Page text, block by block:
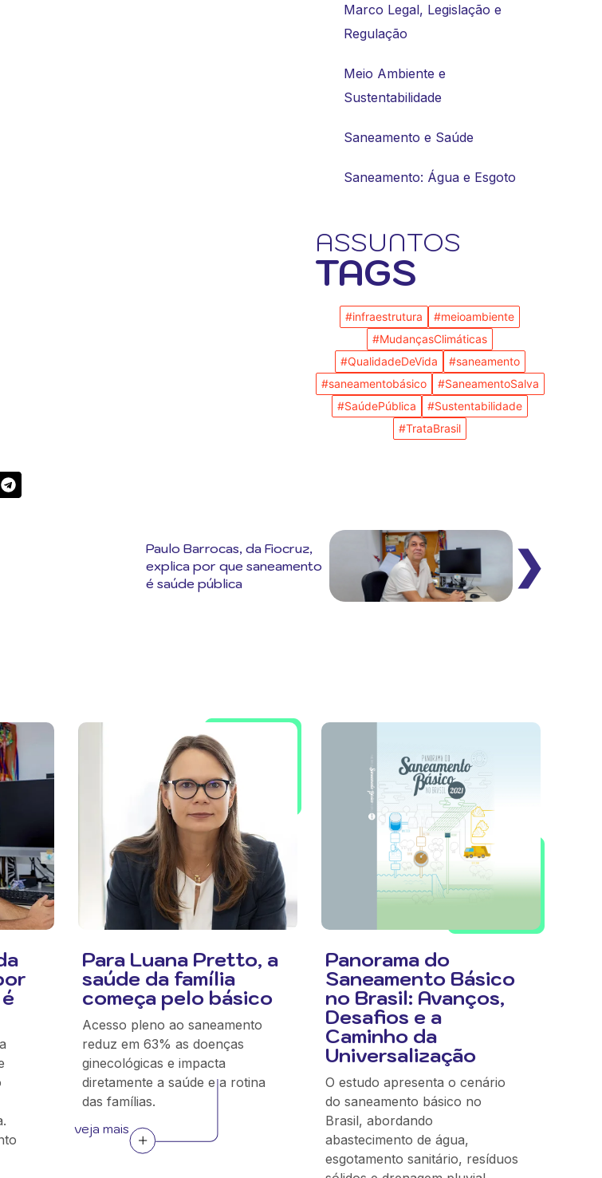
Marco Legal, Legislação e
Regulação
Meio Ambiente e
Sustentabilidade
Saneamento e Saúde
Saneamento: Água e Esgoto
ASSUNTOS
TAGS
#infraestrutura
#meioambiente
#MudançasClimáticas
#QualidadeDeVida
#saneamento
#saneamentobásico
#SaneamentoSalva
#SaúdePública
#Sustentabilidade
#TrataBrasil
Paulo Barrocas, da Fiocruz,
explica por que saneamento
é saúde pública
❯
Para Luana Pretto, a
saúde da família
começa pelo básico
Acesso pleno ao saneamento
reduz em 63% as doenças
ginecológicas e impacta
diretamente a saúde e a rotina
das famílias.
veja mais
Panorama do
Saneamento Básico
no Brasil: Avanços,
Desafios e a
Caminho da
Universalização
O estudo apresenta o cenário
do saneamento básico no
Brasil, abordando
abastecimento de água,
esgotamento sanitário, resíduos